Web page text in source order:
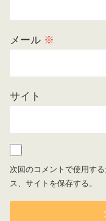
メール ※
サイト
次回のコメントで使用す
ス、サイトを保存する。